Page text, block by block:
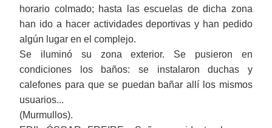
horario colmado; hasta las escuelas de dicha zona
han ido a hacer actividades deportivas y han pedido
algún lugar en el complejo.
Se iluminó su zona exterior. Se pusieron en
condiciones los baños: se instalaron duchas y
calefones para que se puedan bañar allí los mismos
usuarios...
(Murmullos).